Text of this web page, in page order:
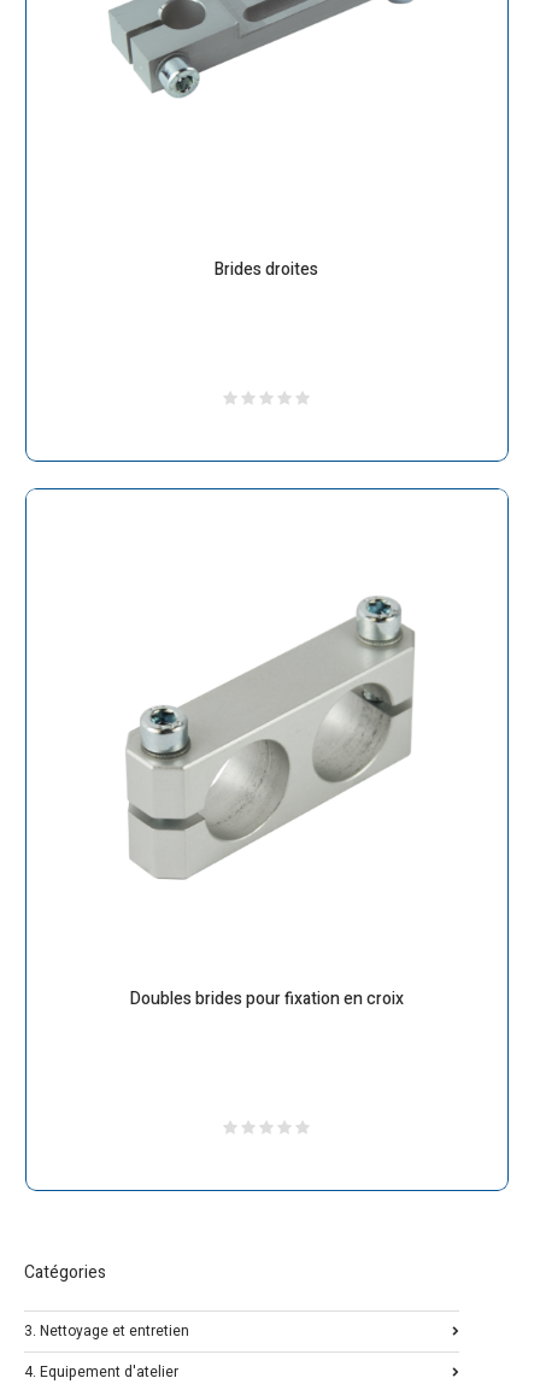
Brides droites
Doubles brides pour fixation en croix
Catégories
3. Nettoyage et entretien
4. Equipement d'atelier